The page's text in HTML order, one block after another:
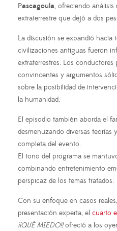
Pascagoula, ofreciendo
extraterrestre que dejó a dos
La discusión se expandió
civilizaciones antiguas fueron
extraterrestres. Los conductores
convincentes y argumentos
sobre la posibilidad de
la humanidad.
El episodio también aborda el
desmenuzando diversas teorías
completa del evento.
El tono del programa se
combinando entretenimiento
perspicaz de los temas tratados.
Con su enfoque en casos
presentación experta, el cuarto
¡¡QUÉ MIEDO!!ofreció a los